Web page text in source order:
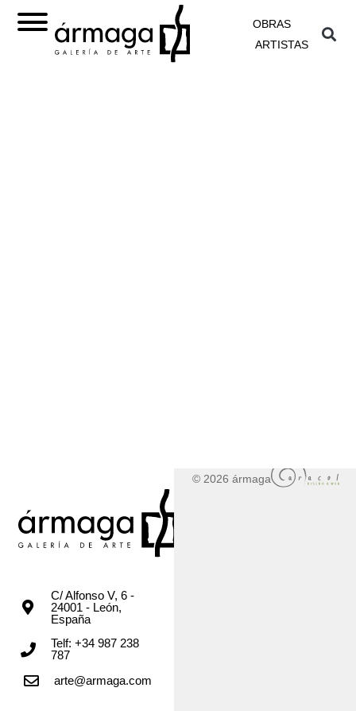
OBRAS
ARTISTAS
C/ Alfonso V, 6 -
24001 - León,
España
Telf: +34 987 238
787
arte@armaga.com
© 2026 ármaga